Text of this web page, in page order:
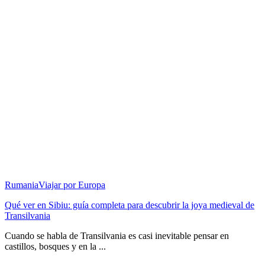
RumaniaViajar por Europa
Qué ver en Sibiu: guía completa para descubrir la joya medieval de
Transilvania
Cuando se habla de Transilvania es casi inevitable pensar en
castillos, bosques y en la ...